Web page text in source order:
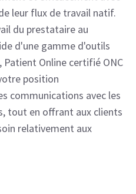
leur flux de travail natif.
du prestataire au
d'une gamme d'outils
Online certifié ONC
position
communications avec les
tout en offrant aux clients
relativement aux